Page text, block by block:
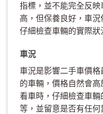
指標，並不能完全反
高，但保養良好，車況
仔細檢查車輛的實際狀
車況
車況是影響二手車價
的車輛，價格自然會
看車時，仔細檢查車
等，並留意是否有任